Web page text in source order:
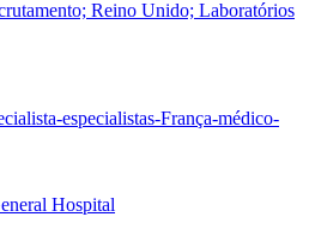
Reino Unido; Laboratórios
especialistas-França-médico-
Hospital